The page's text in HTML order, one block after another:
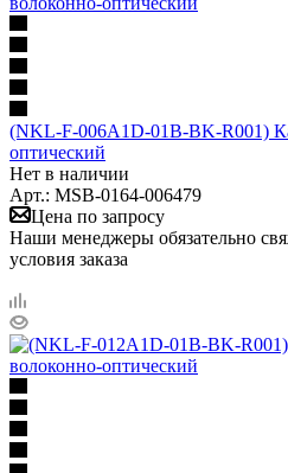
(NKL-F-006A1D-01B-BK-R001)
оптический
Нет в наличии
Арт.: MSB-0164-006479
Цена по запросу
Наши менеджеры обязательно
условия заказа